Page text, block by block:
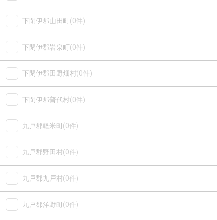
下閉伊郡山田町(0件)
下閉伊郡岩泉町(0件)
下閉伊郡田野畑村(0件)
下閉伊郡普代村(0件)
九戸郡軽米町(0件)
九戸郡野田村(0件)
九戸郡九戸村(0件)
九戸郡洋野町(0件)